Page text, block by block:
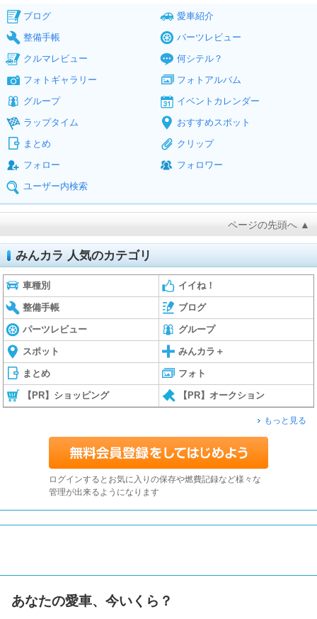
ブログ
愛車紹介
整備手帳
パーツレビュー
クルマレビュー
何シテル？
フォトギャラリー
フォトアルバム
グループ
イベントカレンダー
ラップタイム
おすすめスポット
まとめ
クリップ
フォロー
フォロワー
ユーザー内検索
ページの先頭へ ▲
みんカラ 人気のカテゴリ
車種別 イイね！
整備手帳 ブログ
パーツレビュー グループ
スポット みんカラ＋
まとめ フォト
【PR】ショッピング 【PR】オークション
もっと見る
ログインするとお気に入りの保存や燃費記録など様々な
管理が出来るようになります
あなたの愛車、今いくら？